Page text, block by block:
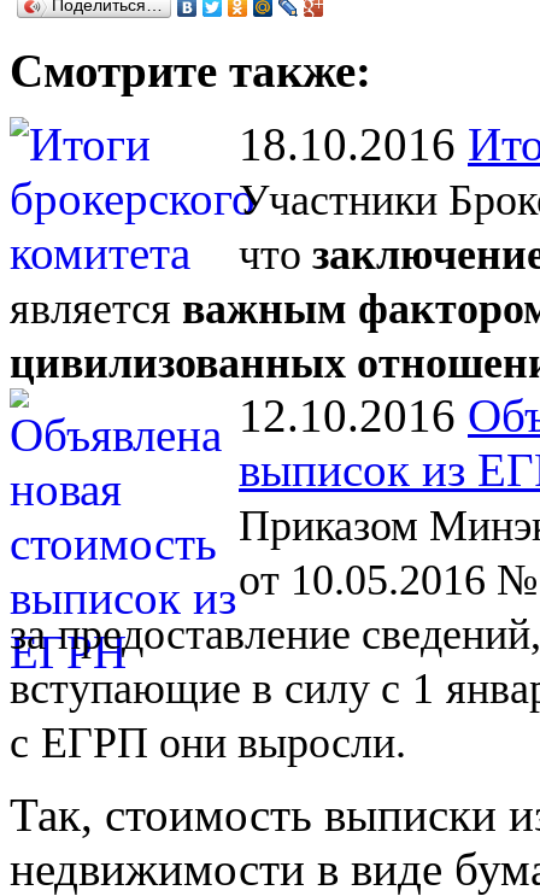
Поделиться…
Смотрите также:
18.10.2016
Участники
что
является важным
цивилизованных
12.10.2016
выписок из
Приказом
от 10.05.2016 №
за предоставление
вступающие в силу с 1
с ЕГРП они выросли.
Так, стоимость выписки
недвижимости в виде